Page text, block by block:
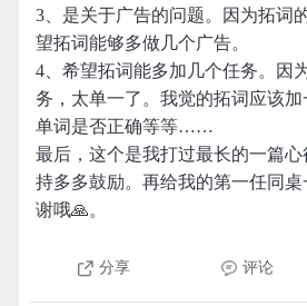
3、是关于广告的问题。因为拓词
望拓词能够多做几个广告。
4、希望拓词能多加几个任务。因
务，太单一了。我觉的拓词应该
单词是否正确等等……
最后，这个是我打过最长的一篇
持多多鼓励。再给我的第一任同
谢哦🙏。
分享 评论